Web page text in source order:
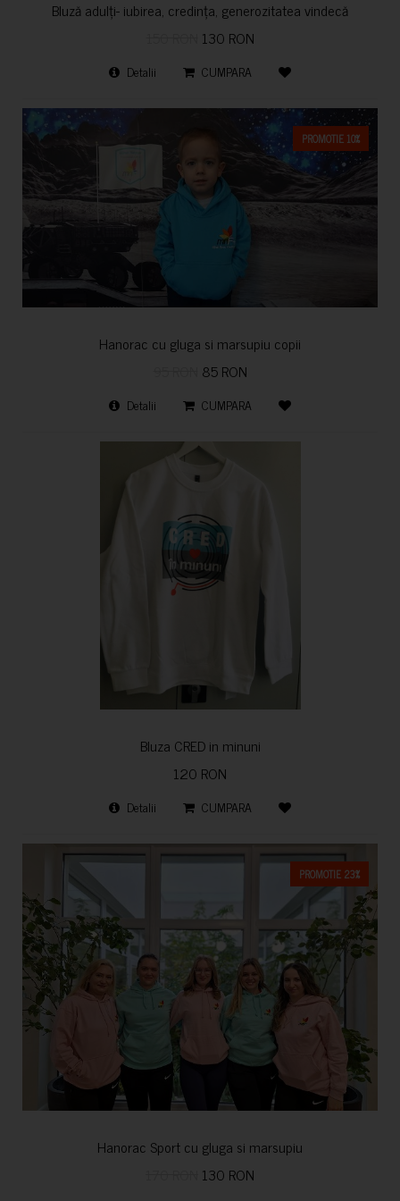
Bluză adulți- iubirea, credința, generozitatea vindecă
130 RON
Detalii CUMPARA
PROMOTIE 10%
Hanorac cu gluga si marsupiu copii
85 RON
Detalii CUMPARA
Bluza CRED in minuni
120 RON
Detalii CUMPARA
PROMOTIE 23%
Hanorac Sport cu gluga si marsupiu
130 RON